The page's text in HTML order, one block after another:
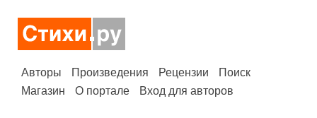
Авторы Произведения Рецензии
Поиск
Магазин
О портале Вход для авторов